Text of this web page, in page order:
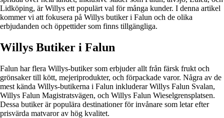
Lidköping, är Willys ett populärt val för många kunder. I denna artikel
kommer vi att fokusera på Willys butiker i Falun och de olika
erbjudanden och öppettider som finns tillgängliga.
Willys Butiker i Falun
Falun har flera Willys-butiker som erbjuder allt från färsk frukt och
grönsaker till kött, mejeriprodukter, och förpackade varor. Några av de
mest kända Willys-butikerna i Falun inkluderar Willys Falun Svalan,
Willys Falun Magistratsvägen, och Willys Falun Wieselgrensplatsen.
Dessa butiker är populära destinationer för invånare som letar efter
prisvärda matvaror av hög kvalitet.